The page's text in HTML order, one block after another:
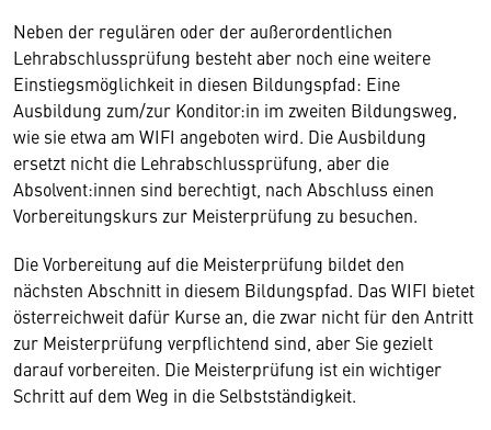
Neben der regulären oder der außerordentlichen
Lehrabschlussprüfung besteht aber noch eine weitere
Einstiegsmöglichkeit in diesen Bildungspfad: Eine
Ausbildung zum/zur Konditor:in im zweiten Bildungsweg,
wie sie etwa am WIFI angeboten wird. Die Ausbildung
ersetzt nicht die Lehrabschlussprüfung, aber die
Absolvent:innen sind berechtigt, nach Abschluss einen
Vorbereitungskurs zur Meisterprüfung zu besuchen.
Die Vorbereitung auf die Meisterprüfung bildet den
nächsten Abschnitt in diesem Bildungspfad. Das WIFI bietet
österreichweit dafür Kurse an, die zwar nicht für den Antritt
zur Meisterprüfung verpflichtend sind, aber Sie gezielt
darauf vorbereiten. Die Meisterprüfung ist ein wichtiger
Schritt auf dem Weg in die Selbstständigkeit.